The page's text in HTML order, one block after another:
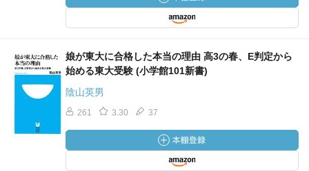
娘が東大に合格した本当の理由 高3の春、E判定から
始める東大受験 (小学館101新書)
陰山英男
261 3.30 37